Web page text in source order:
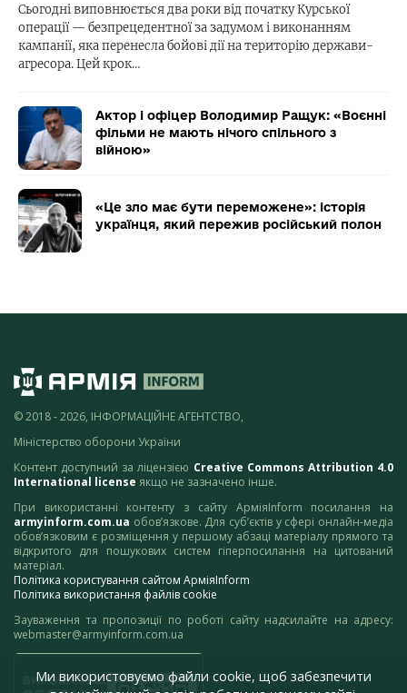
Сьогодні виповнюється два роки від початку Курської
операції — безпрецедентної за задумом і виконанням
кампанії, яка перенесла бойові дії на територію держави-
агресора. Цей крок…
Актор і офіцер Володимир Ращук: «Воєнні
фільми не мають нічого спільного з
війною»
«Це зло має бути переможене»: історія
українця, який пережив російський полон
© 2018 - 2026, ІНФОРМАЦІЙНЕ АГЕНТСТВО,
Міністерство оборони України
Контент доступний за ліцензією Creative Commons Attribution 4.0
International license якщо не зазначено інше.
При використанні контенту з сайту АрміяInform посилання на
armyinform.com.ua обов’язкове. Для суб’єктів у сфері онлайн-медіа
обов’язковим є розміщення у першому абзаці матеріалу прямого та
відкритого для пошукових систем гіперпосилання на цитований
матеріал.
Політика користування сайтом АрміяInform
Політика використання файлів cookie
Зауваження та пропозиції по роботі сайту надсилайте на адресу:
webmaster@armyinform.com.ua
Ми використовуємо файли cookie, щоб забезпечити